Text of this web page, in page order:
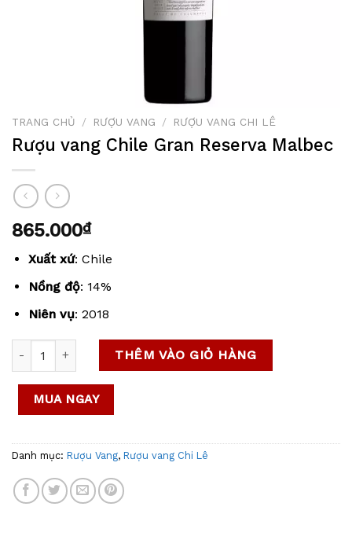
TRANG CHỦ / RƯỢU VANG / RƯỢU VANG CHI LÊ
Rượu vang Chile Gran Reserva Malbec
865.000₫
Xuất xứ: Chile
Nồng độ: 14%
Niên vụ: 2018
Rượu vang Chile Gran Reserva Malbec số lượng
THÊM VÀO GIỎ HÀNG
MUA NGAY
Danh mục: Rượu Vang, Rượu vang Chi Lê